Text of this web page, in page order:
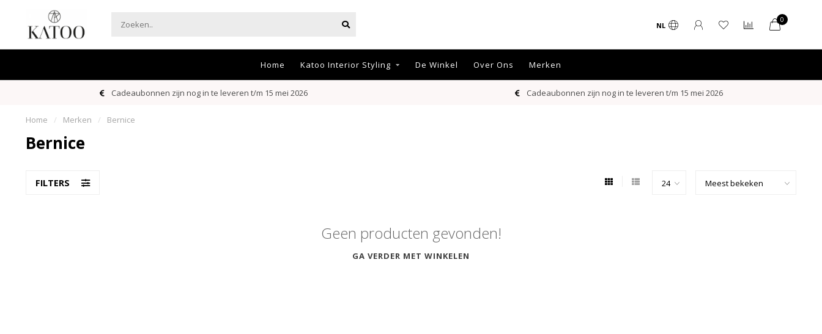
NL
0
Home Katoo Interior Styling De Winkel Over Ons Merken
Cadeaubonnen zijn nog in te leveren t/m 15 mei 2026 Cadeaubonnen zijn nog in te leveren t/m 15 mei 2026
Home / Merken / Bernice
Bernice
FILTERS
Geen producten gevonden!
GA VERDER MET WINKELEN